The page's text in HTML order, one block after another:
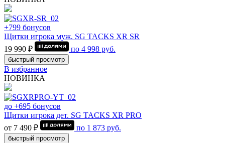
+799 бонусов
Щитки игрока муж. SG TACKS XR SR
19 990 ₽
по 4 998 руб.
быстрый просмотр
В избранное
НОВИНКА
до +695 бонусов
Щитки игрока дет. SG TACKS XR PRO
от 7 490 ₽
по 1 873 руб.
быстрый просмотр